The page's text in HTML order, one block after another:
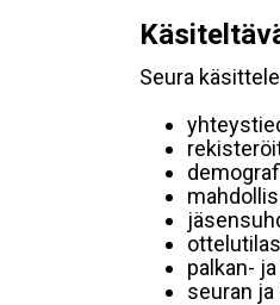
Seura
palkan-
seuran